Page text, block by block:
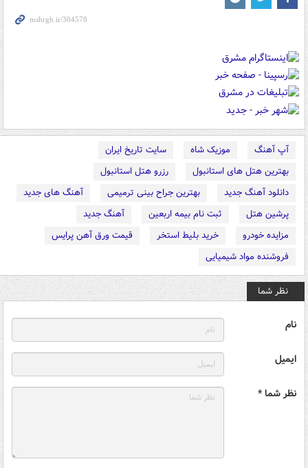
آپ آهنگ موزیک شاه
سایت تاریخ ایران
بهترین هتل های استانبول
رزرو هتل استانبول
دانلود آهنگ جدید
بهترین جراح بینی ترمیمی
آهنگ های جدید
پرشین هتل
ثبت نام بیمه اربعین
آهنگ جدید
مزایده خودرو
خرید بلیط استخر
قیمت ورق آهن پرایس
فروشنده مواد شیمیایی
نظر شما
نام
ایمیل
نظر شما *